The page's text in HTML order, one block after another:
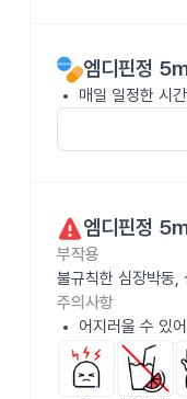
엠디핀정
매일 일정한 시
엠디핀정
부작용
불규칙한 심장박동,
주의사항
어지러울 수 있